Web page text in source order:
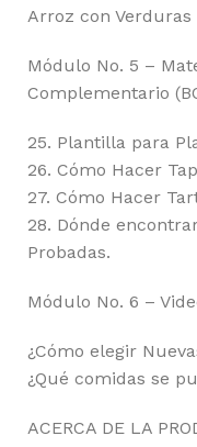
Arroz con
Módulo No. 5 –
Complementario
25. Plantilla para
26. Cómo Hacer
27. Cómo Hacer
28. Dónde
Probadas.
Módulo No. 6 –
¿Cómo elegir
¿Qué comidas se
ACERCA DE LA